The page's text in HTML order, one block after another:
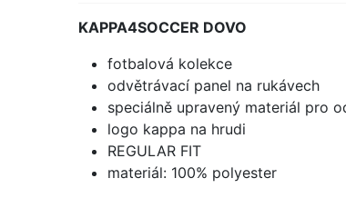
KAPPA4SOCCER DOVO
fotbalová kolekce
odvětrávací panel na rukávech
speciálně upravený materiál pro
logo kappa na hrudi
REGULAR FIT
materiál: 100% polyester